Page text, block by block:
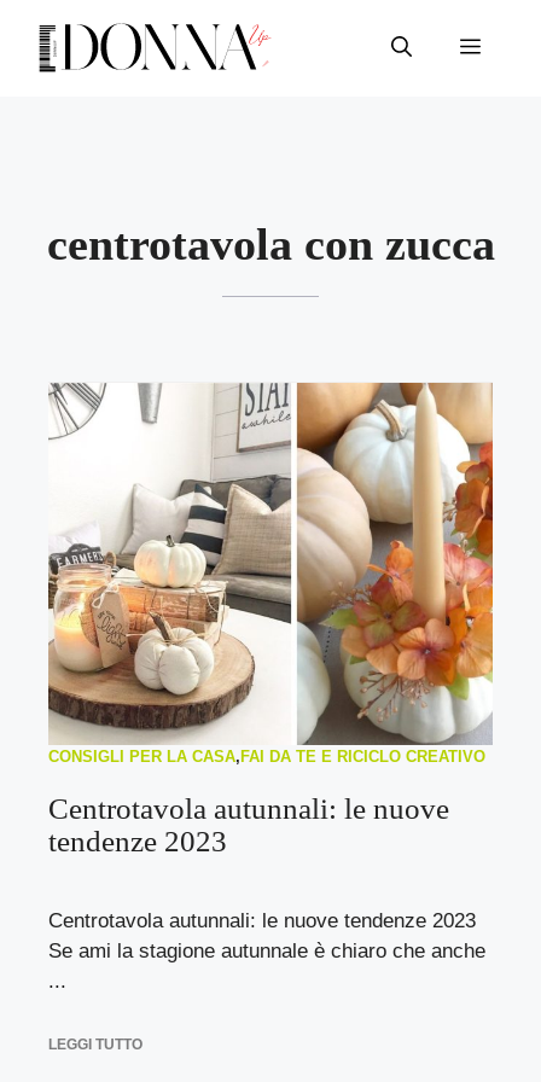
contenuto
Menu
centrotavola con zucca
CONSIGLI PER LA CASA, FAI DA TE E RICICLO CREATIVO
Centrotavola autunnali: le nuove
tendenze 2023
Centrotavola autunnali: le nuove tendenze 2023
Se ami la stagione autunnale è chiaro che anche
...
LEGGI TUTTO